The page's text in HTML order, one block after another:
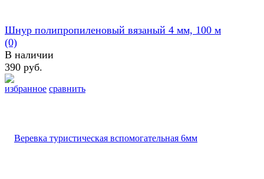
избранное сравнить
Шнур полипропиленовый вязаный 4 мм, 100 м
(0)
В наличии
390 руб.